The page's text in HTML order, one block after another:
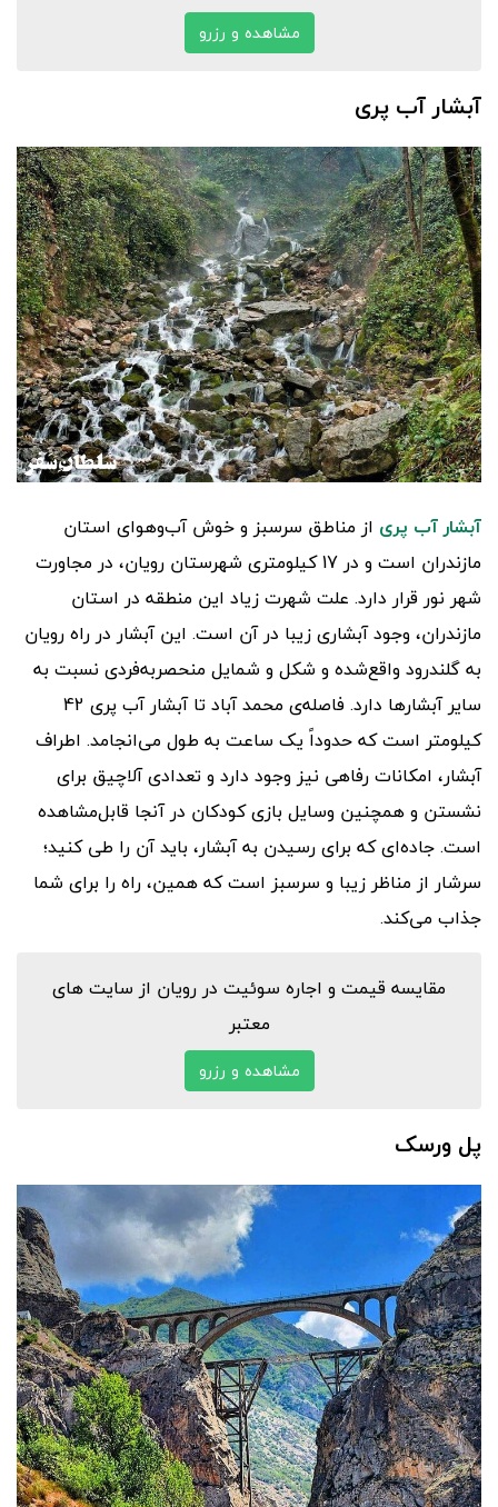
مشاهده و رزرو
آبشار آب پری
آبشار آب پری از مناطق سرسبز و خوش آب‌وهوای استان
مازندران است و در 17 کیلومتری شهرستان رویان، در مجاورت
شهر نور قرار دارد. علت شهرت زیاد این منطقه در استان
مازندران، وجود آبشاری زیبا در آن است. این آبشار در راه رویان
به گلندرود واقع‌شده و شکل و شمایل منحصربه‌فردی نسبت به
سایر آبشارها دارد. فاصله‌ی محمد آباد تا آبشار آب پری 42
کیلومتر است که حدوداً یک ساعت به طول می‌انجامد. اطراف
آبشار، امکانات رفاهی نیز وجود دارد و تعدادی آلاچیق برای
نشستن و همچنین وسایل بازی کودکان در آنجا قابل‌مشاهده
است. جاده‌ای که برای رسیدن به آبشار، باید آن را طی کنید؛
سرشار از مناظر زیبا و سرسبز است که همین، راه را برای شما
جذاب می‌کند.
مقایسه قیمت و اجاره سوئیت در رویان از سایت های
معتبر
مشاهده و رزرو
پل ورسک